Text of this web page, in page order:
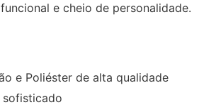
e cheio de personalidade.
e Poliéster de alta qualidade
sofisticado